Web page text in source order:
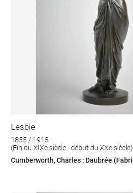
Lesbie
1855 / 1915
(Fin du XIXe siècle - début du XXe siècle)